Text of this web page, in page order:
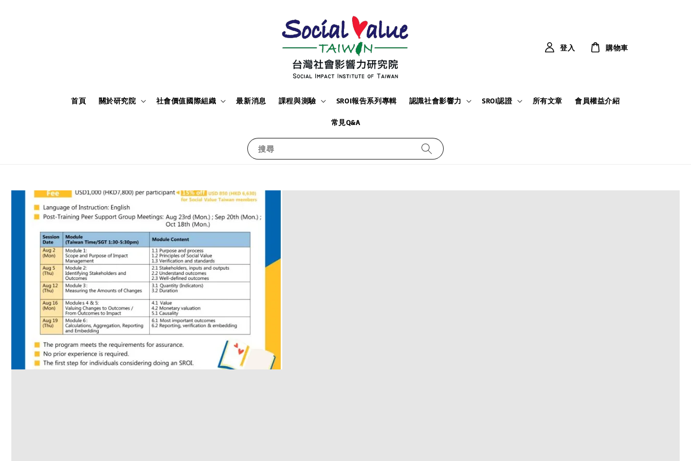
搜尋
首頁 關於研究院 社會價值國際組織 最新消息 課程與測驗 SROI報告系列專輯 認識社會影響力 SROI認證 所有文章 會員權益介紹
常見Q&A
登入 購物車